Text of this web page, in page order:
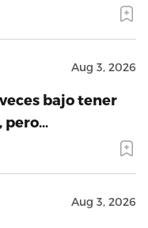
Aug 3, 2026
bajo tener
pero…
Aug 3, 2026